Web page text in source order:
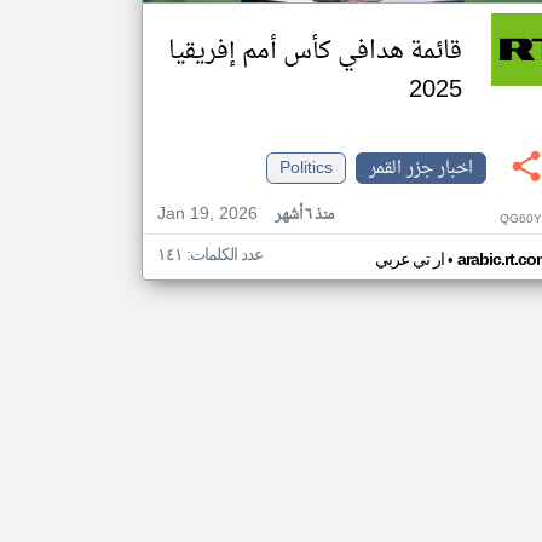
قائمة هدافي كأس أمم إفريقيا
2025
اخبار جزر القمر
Politics
Jan 19, 2026
منذ ٦ أشهر
ار تي عربي• عدد الكلمات: ١٤١